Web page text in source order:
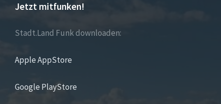
Jetzt mitfunken!
Stadt.Land Funk downloaden:
Apple AppStore
Google PlayStore